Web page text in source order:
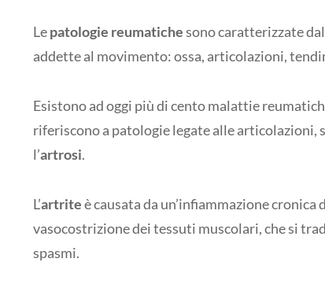
Lepatologie reumatichesono caratterizzate
addette al movimento: ossa, articolazioni,
Esistono ad oggi più di cento malattie
riferiscono a patologie legate alle articolazioni,
l’artrosi.
L’artriteè causata da un’infiammazione
vasocostrizione dei tessuti muscolari, che si
spasmi.